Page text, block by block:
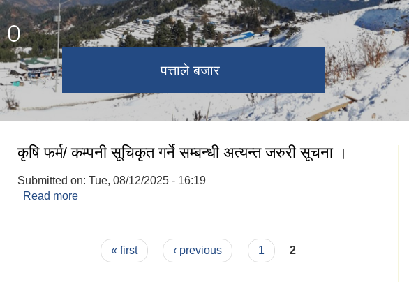
पत्ताले बजार
पत्ताले बजार
जुनबेशी बजार
सल्लेरी बजार
नुम्बुर हिमाल
कृषि फर्म/ कम्पनी सूचिकृत गर्ने सम्बन्धी अत्यन्त जरुरी सूचना ।
Submitted on: Tue, 08/12/2025 - 16:19
Read more
« first ‹ previous 1 2